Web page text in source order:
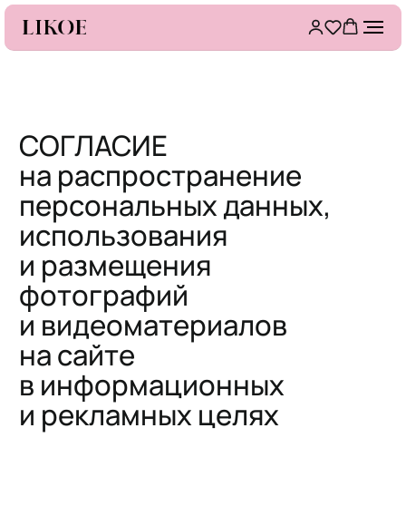
персональных данных,
использования
и размещения
фотографий
и видеоматериалов
на сайте
в информационных
и рекламных целях